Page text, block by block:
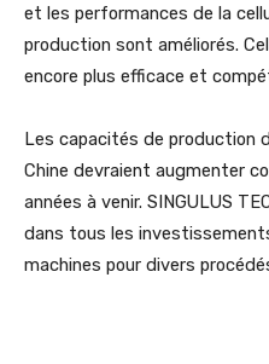
et les performances de la
production sont améliorés.
encore plus efficace et
Les capacités de production
Chine devraient augmenter
années à venir. SINGULUS
dans tous les
machines pour divers